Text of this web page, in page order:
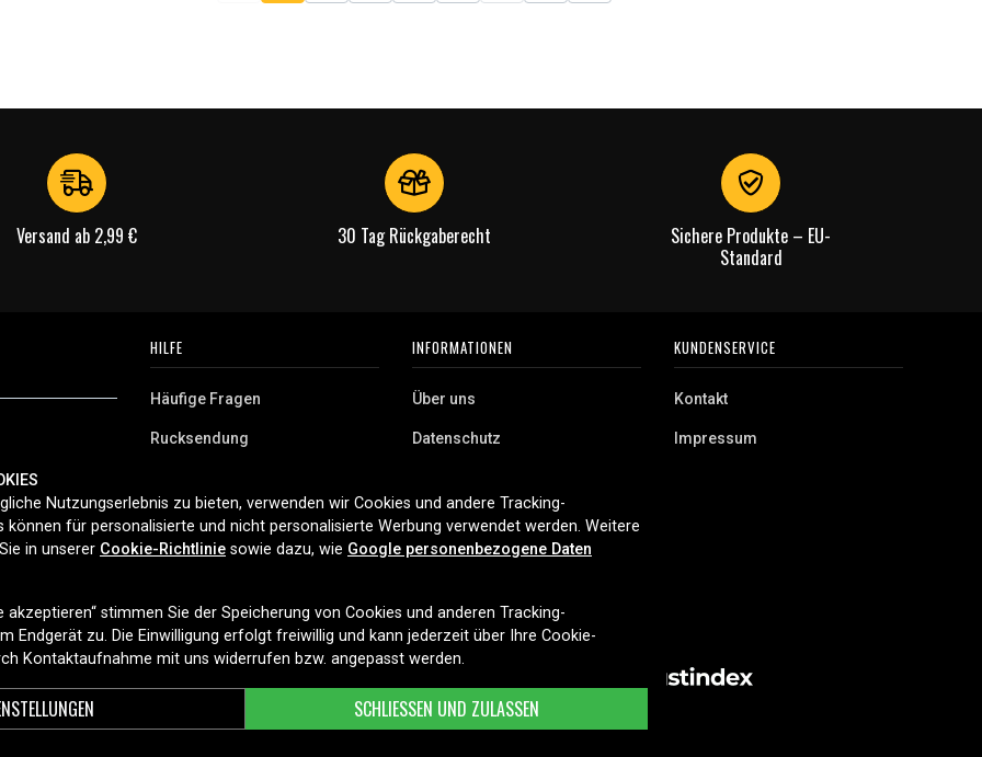
Versand ab 2,99 € 30 Tag Rückgaberecht
Sichere Produkte – EU-
Standard
und
HILFE
Häufige Fragen
Rucksendung
INFORMATIONEN
Über uns
Datenschutz
KUNDENSERVICE
Kontakt
Impressum
LIEFEROPTIONEN
Nutzungserlebnis zu bieten, verwenden wir Cookies und andere Tracking-
können für personalisierte und nicht personalisierte Werbung verwendet werden. Weitere
in unserer Cookie-Richtlinie sowie dazu, wie Google personenbezogene Daten
akzeptieren“ stimmen Sie der Speicherung von Cookies und anderen Tracking-
Endgerät zu. Die Einwilligung erfolgt freiwillig und kann jederzeit über Ihre Cookie-
Kontaktaufnahme mit uns widerrufen bzw. angepasst werden.
SCHLIESSEN UND ZULASSEN